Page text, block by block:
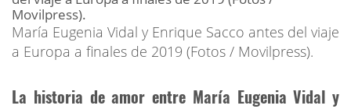
María Eugenia Vidal y Enrique Sacco antes del viaje
a Europa a finales de 2019 (Fotos / Movilpress).
La historia de amor entre María Eugenia Vidal y